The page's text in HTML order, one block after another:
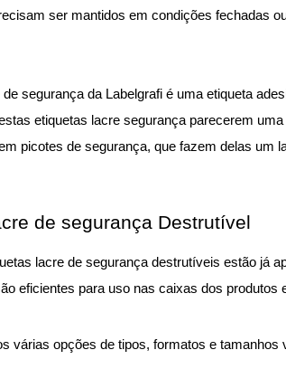
ser mantidos em condições fechadas
de segurança da Labelgrafi é uma etiqueta
etiquetas lacre segurança parecerem
picotes de segurança, que fazem delas um
de segurança Destrutível
lacre de segurança destrutíveis estão já
eficientes para uso nas caixas dos
várias opções de tipos, formatos e tamanhos